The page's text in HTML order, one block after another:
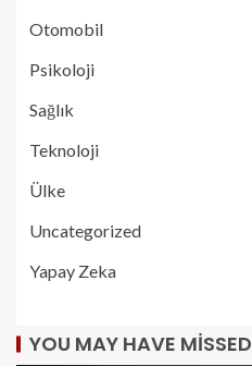
Otomobil
Psikoloji
Sağlık
Teknoloji
Ülke
Uncategorized
Yapay Zeka
YOU MAY HAVE MISSED